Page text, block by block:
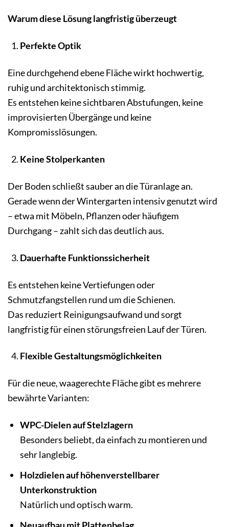
Warum diese Lösung langfristig überzeugt
Perfekte Optik
Eine durchgehend ebene Fläche wirkt hochwertig,
ruhig und architektonisch stimmig.
Es entstehen keine sichtbaren Abstufungen, keine
improvisierten Übergänge und keine
Kompromisslösungen.
Keine Stolperkanten
Der Boden schließt sauber an die Türanlage an.
Gerade wenn der Wintergarten intensiv genutzt wird
– etwa mit Möbeln, Pflanzen oder häufigem
Durchgang – zahlt sich das deutlich aus.
Dauerhafte Funktionssicherheit
Es entstehen keine Vertiefungen oder
Schmutzfangstellen rund um die Schienen.
Das reduziert Reinigungsaufwand und sorgt
langfristig für einen störungsfreien Lauf der Türen.
Flexible Gestaltungsmöglichkeiten
Für die neue, waagerechte Fläche gibt es mehrere
bewährte Varianten:
WPC-Dielen auf Stelzlagern
Besonders beliebt, da einfach zu montieren und
sehr langlebig.
Holzdielen auf höhenverstellbarer
Unterkonstruktion
Natürlich und optisch warm.